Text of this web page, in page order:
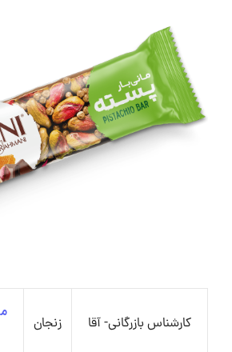
کارشناس بازرگانی- آقا زنجان